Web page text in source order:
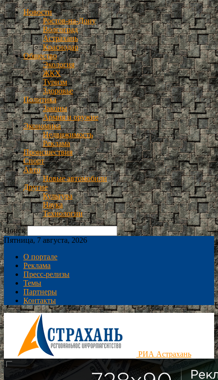
Новости
Ростов-на-Дону
Волгоград
Астрахань
Краснодар
Общество
Экология
ЖКХ
Туризм
Здоровье
Политика
Законы
Армия и оружие
Экономика
Недвижимость
Реклама
Происшествия
Спорт
Авто
Новые автомобили
Другие
Культура
Наука
Технологии
Поиск
Пятница, 7 августа, 2026
О портале
Реклама
Пресс-релизы
Темы
Партнеры
Контакты
РИА Астрахань